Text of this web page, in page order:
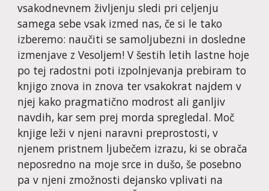
vsakodnevnem življenju sledi pri celjenju
samega sebe vsak izmed nas, če si le tako
izberemo: naučiti se samoljubezni in dosledne
izmenjave z Vesoljem! V šestih letih lastne hoje
po tej radostni poti izpolnjevanja prebiram to
knjigo znova in znova ter vsakokrat najdem v
njej kako pragmatično modrost ali ganljiv
navdih, kar sem prej morda spregledal. Moč
knjige leži v njeni naravni preprostosti, v
njenem pristnem ljubečem izrazu, ki se obrača
neposredno na moje srce in dušo, še posebno
pa v njeni zmožnosti dejansko vplivati na